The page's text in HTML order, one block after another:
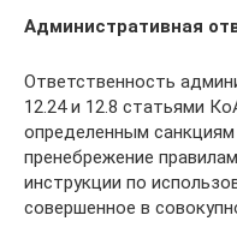
Административная
Ответственность
12.24 и 12.8 статьями
определенным
пренебрежение
инструкции по
совершенное в